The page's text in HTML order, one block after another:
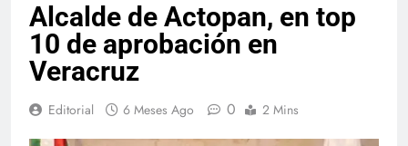
Alcalde de Actopan, en top
10 de aprobación en
Veracruz
Editorial 6 Meses Ago 0 2 Mins